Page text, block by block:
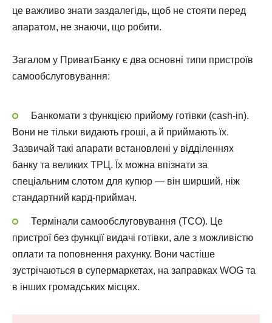
це важливо знати заздалегідь, щоб не стояти перед
апаратом, не знаючи, що робити.
Загалом у ПриватБанку є два основні типи пристроїв
самообслуговування:
Банкомати з функцією прийому готівки (cash-in).
Вони не тільки видають гроші, а й приймають їх.
Зазвичай такі апарати встановлені у відділеннях
банку та великих ТРЦ. Їх можна впізнати за
спеціальним слотом для купюр — він ширший, ніж
стандартний кард-приймач.
Термінали самообслуговування (ТСО). Це
пристрої без функції видачі готівки, але з можливістю
оплати та поповнення рахунку. Вони частіше
зустрічаються в супермаркетах, на заправках WOG та
в інших громадських місцях.